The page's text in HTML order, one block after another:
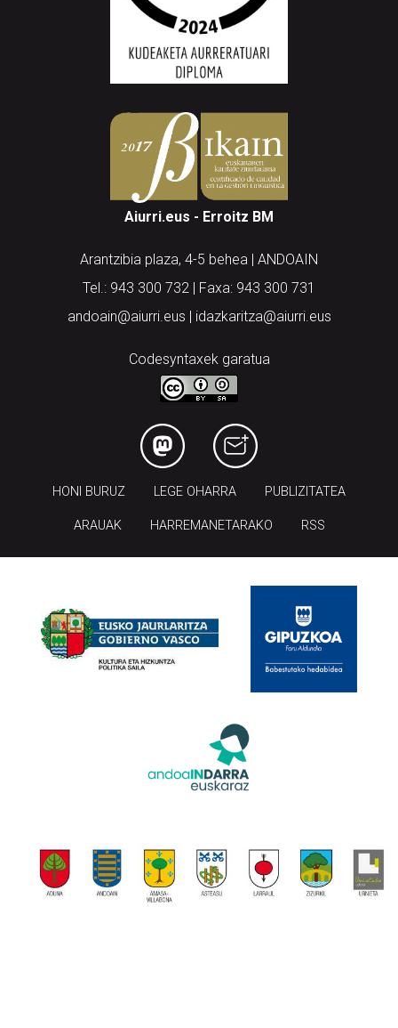
Aiurri.eus - Erroitz BM
Arantzibia plaza, 4-5 behea | ANDOAIN
Tel.: 943 300 732 | Faxa: 943 300 731
andoain@aiurri.eus | idazkaritza@aiurri.eus
Codesyntaxek garatua
LEGE OHARRA
ARAUAK HARREMANETARAKO RSS